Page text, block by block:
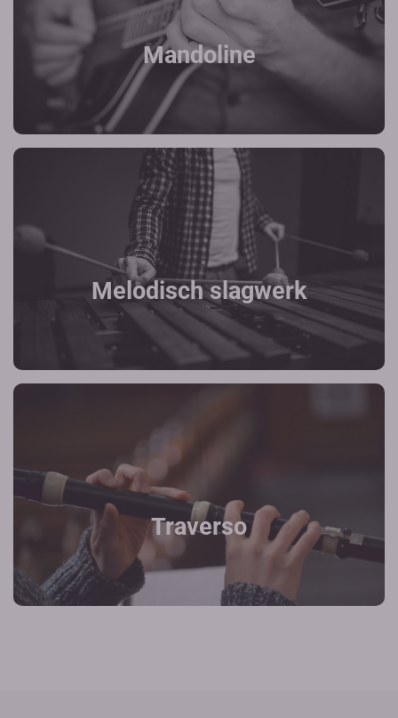
Mandoline
Melodisch slagwerk
Traverso